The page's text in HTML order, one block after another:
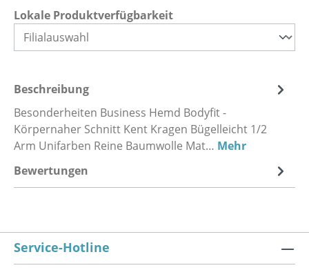
Lokale Produktverfügbarkeit
Beschreibung
Besonderheiten Business Hemd Bodyfit -
Körpernaher Schnitt Kent Kragen Bügelleicht 1/2
Arm Unifarben Reine Baumwolle Mat… Mehr
Bewertungen
Service-Hotline